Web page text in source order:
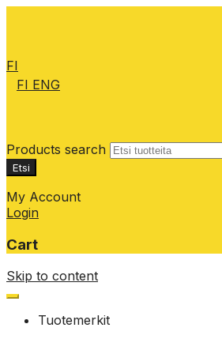
FI
FI ENG
Products search
Etsi
My Account
Login
Cart
Skip to content
Tuotemerkit